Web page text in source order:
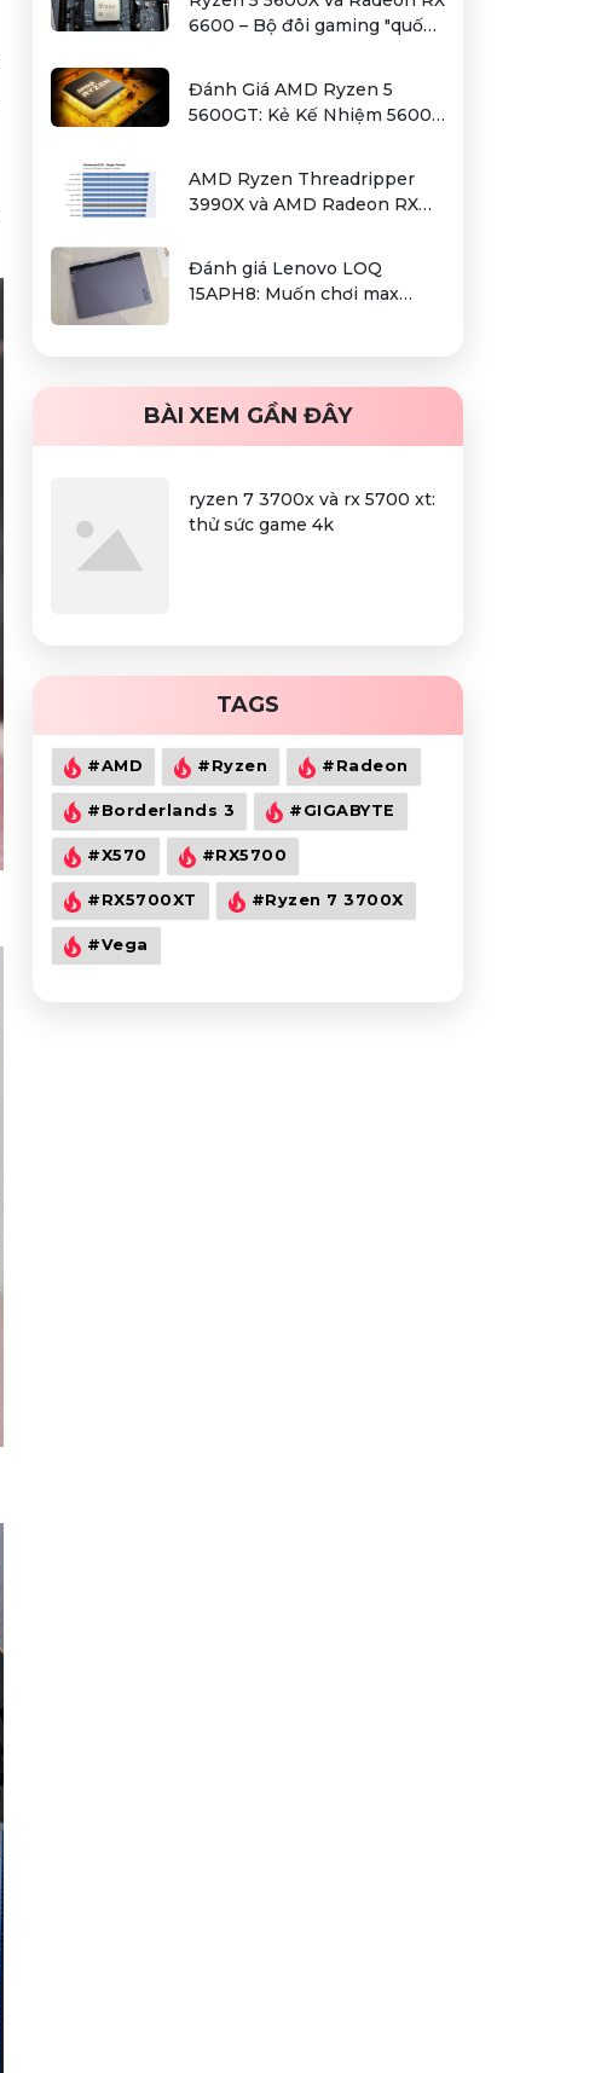
6600 – Bộ đôi gaming "quốc
Đánh Giá AMD Ryzen 5
5600GT: Kẻ Kế Nhiệm 5600G
AMD Ryzen Threadripper
3990X và AMD Radeon RX
cơm cho người dùng làm đồ
hoạ chuyên nghiệp
Đánh giá Lenovo LOQ
15APH8: Muốn chơi max
BÀI XEM GẦN ĐÂY
ryzen 7 3700x và rx 5700 xt:
thử sức game 4k
TAGS
#AMD #Ryzen #Radeon
#Borderlands 3 #GIGABYTE
#X570 #RX5700
#RX5700XT #Ryzen 7 3700X
#Vega